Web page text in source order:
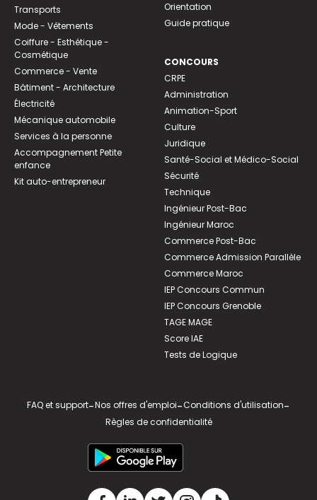
Transports
Mode - Vêtements
Coiffure - Esthétique -
Cosmétique
Commerce - Vente
Bâtiment - Architecture
Électricité
Mécanique automobile
Services à la personne
Accompagnement Petite
enfance
Kit auto-entrepreneur
Orientation
Guide pratique
CONCOURS
CRPE
Administration
Animation-Sport
Culture
Juridique
Santé-Social et Médico-Social
Sécurité
Technique
Ingénieur Post-Bac
Ingénieur Maroc
Commerce Post-Bac
Commerce Admission Parallèle
Commerce Maroc
IEP Concours Commun
IEP Concours Grenoble
TAGE MAGE
Score IAE
Tests de Logique
FAQ et support-Nos offres d'emploi-Conditions d'utilisation-
Règles de confidentialité